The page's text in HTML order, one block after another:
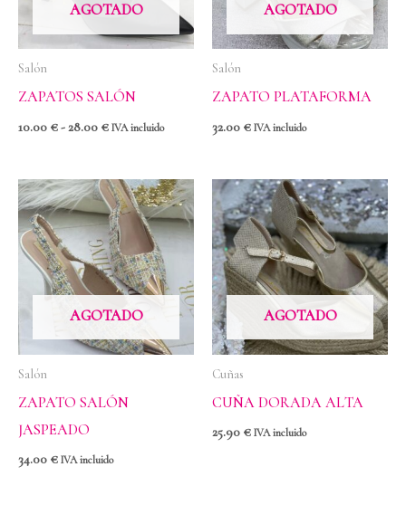
AGOTADO
Salón
ZAPATOS SALÓN
10.00 €-28.00 € IVA incluido
AGOTADO
Salón
ZAPATO PLATAFORMA
32.00 € IVA incluido
AGOTADO
Salón
ZAPATO SALÓN
JASPEADO
34.00 € IVA incluido
AGOTADO
Cuñas
CUÑA DORADA ALTA
25.90 € IVA incluido